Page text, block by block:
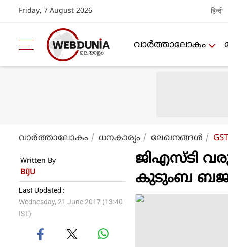
Friday, 7 August 2026 हिन्दी
വാര്‍ത്താലോകം
വാര്‍ത്താലോകം ധനകാര്യം ലേഖനങ്ങള്‍
Written By
BIJU
Last Updated :
Wednesday, 21 June 2017 (13:40
IST)
ജിഎസ്ടി
കുടുംബ